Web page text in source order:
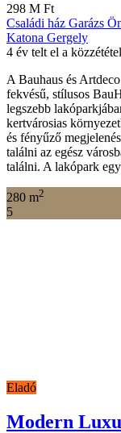
298 M Ft
Családi ház Garázs
Katona Gergely
4 év telt el a
A Bauhaus és
fekvésű, stílusos
legszebb
kertvárosias
és fényűző
találni az egész
találni. A lakópark
280 m2
5
Eladó
Modern